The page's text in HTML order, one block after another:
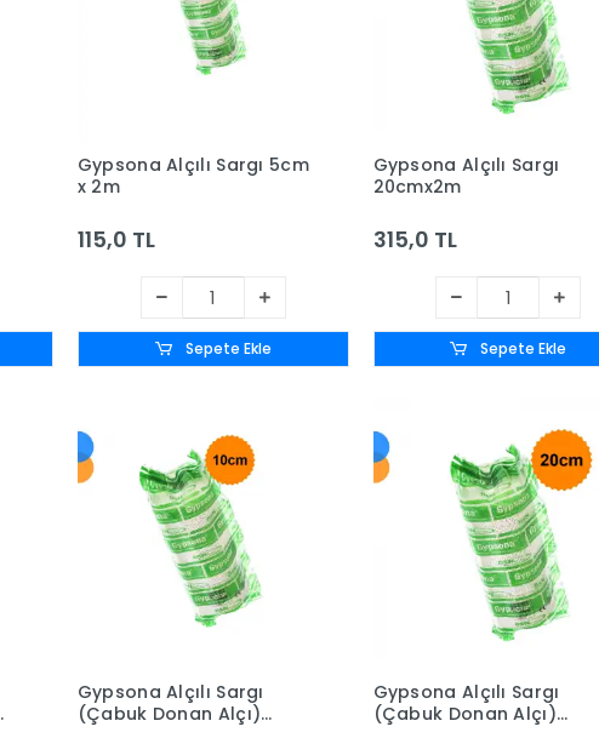
Gypsona Alçılı Sargı 5cm
x 2m
115,0 TL
Sepete Ekle
Gypsona Alçılı Sargı
20cmx2m
315,0 TL
Sepete Ekle
Gypsona Alçılı Sargı
(Çabuk Donan Alçı)
Gypsona Alçılı Sargı
(Çabuk Donan Alçı)